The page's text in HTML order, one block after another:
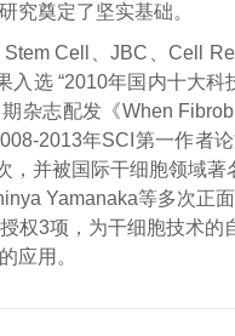
究奠定了坚实基础。
Cell、JBC、Cell
入选 “2010年国内十大
杂志配发《When
2013年SCI第一作者
，并被国际干细胞领域
Yamanaka等多次正
权3项，为干细胞技术
应用。